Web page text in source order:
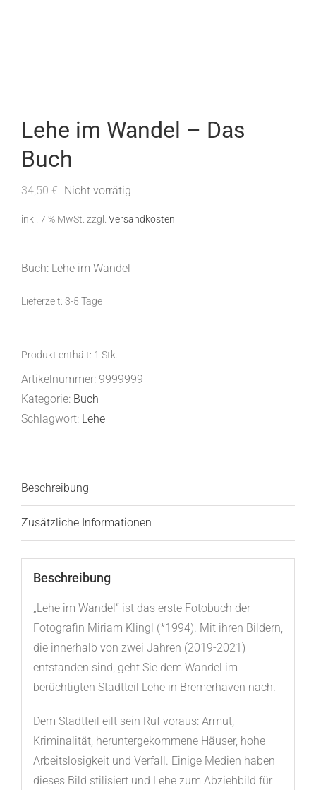
Lehe im Wandel – Das
Buch
34,50 € Nicht vorrätig
inkl. 7 % MwSt. zzgl. Versandkosten
Buch: Lehe im Wandel
Lieferzeit: 3-5 Tage
Produkt enthält: 1 Stk.
Artikelnummer: 9999999
Kategorie: Buch
Schlagwort: Lehe
Beschreibung
Zusätzliche Informationen
Beschreibung
„Lehe im Wandel“ ist das erste Fotobuch der
Fotografin Miriam Klingl (*1994). Mit ihren Bildern,
die innerhalb von zwei Jahren (2019-2021)
entstanden sind, geht Sie dem Wandel im
berüchtigten Stadtteil Lehe in Bremerhaven nach.
Dem Stadtteil eilt sein Ruf voraus: Armut,
Kriminalität, heruntergekommene Häuser, hohe
Arbeitslosigkeit und Verfall. Einige Medien haben
dieses Bild stilisiert und Lehe zum Abziehbild für